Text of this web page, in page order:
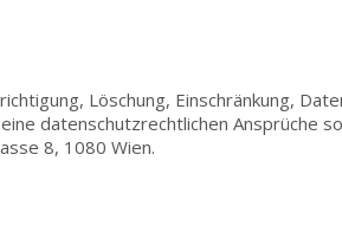
Löschung, Einschränkung,
datenschutzrechtlichen Ansprüche
8, 1080 Wien.